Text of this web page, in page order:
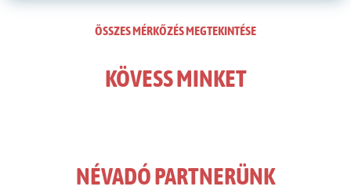
ÖSSZES MÉRKŐZÉS MEGTEKINTÉSE
KÖVESS MINKET
NÉVADÓ PARTNERÜNK